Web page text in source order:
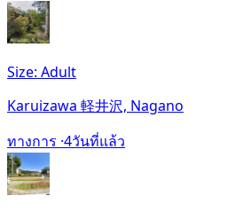
Size: Adult
Karuizawa 軽井沢, Nagano
ทางการ ·4วันที่แล้ว